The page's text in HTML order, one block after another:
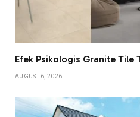
Efek Psikologis Granite Tile
AUGUST 6, 2026